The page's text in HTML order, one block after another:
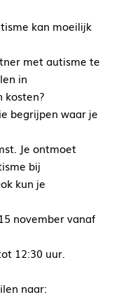
kan moeilijk
met autisme te
in
kosten?
begrijpen waar je
Je ontmoet
bij
kun je
november vanaf
12:30 uur.
naar: